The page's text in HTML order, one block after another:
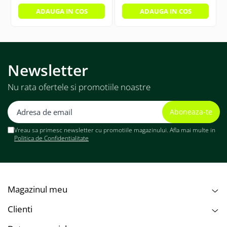
Sistemul de prindere si cablurile pentru instalarea
sistemului sunt incluse in pret !
ADAUGA IN COS ADAUGA IN COS
Newsletter
Nu rata ofertele si promotiile noastre
Vreau sa primesc newsletter cu promotiile magazinului. Afla mai multe in
Politica de Confidentialitate
Magazinul meu
Clienti